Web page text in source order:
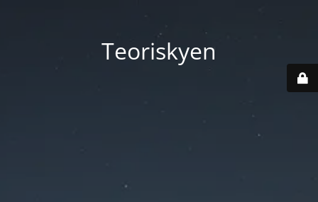
Teoriskyen